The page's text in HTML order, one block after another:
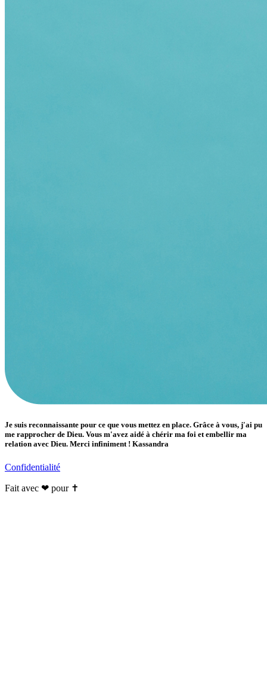
Je suis reconnaissante pour ce que vous mettez en place. Grâce à vous, j'ai pu
me rapprocher de Dieu. Vous m'avez aidé à chérir ma foi et embellir ma
relation avec Dieu. Merci infiniment ! Kassandra
Confidentialité
Fait avec ❤ pour ✝️️